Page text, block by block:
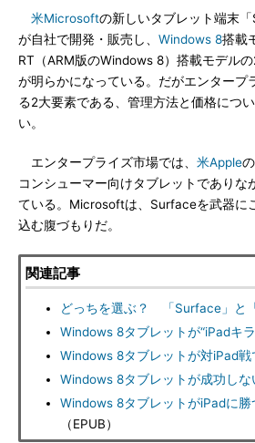
米Microsoftの新しいタブレット端末
が自社で開発・販売し、 Windows 8搭載
RT（ARM版のWindows 8）搭載モデル
が明らかになっている。だがエンタープ
る2大要素である、管理方法と価格につ
い。
エンタープライズ市場では、 米Apple
コンシューマー向けタブレットでありな
ている。Microsoftは、Surfaceを武器に
込む腹づもりだ。
関連記事
どっちを選ぶ？ 「Surface」と
Windows 8タブレットが“iPadキ
Windows 8タブレットが対iPad
Windows 8タブレットが成功しな
Windows 8タブレットがiPadに勝
（EPUB）